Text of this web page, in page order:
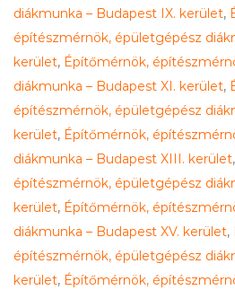
diákmunka – Budapest IX. kerület,
építészmérnök, épületgépész
kerület, Építőmérnök,
diákmunka – Budapest XI. kerület,
építészmérnök, épületgépész
kerület, Építőmérnök,
diákmunka – Budapest XIII. kerület,
építészmérnök, épületgépész
kerület, Építőmérnök,
diákmunka – Budapest XV. kerület,
építészmérnök, épületgépész
kerület, Építőmérnök,